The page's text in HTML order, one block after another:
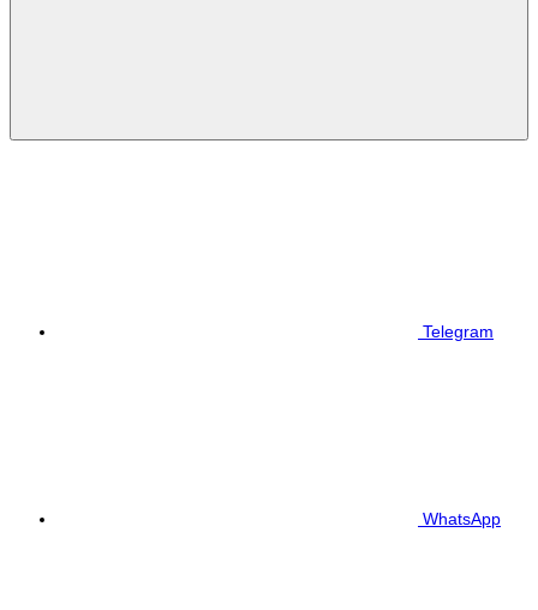
Telegram
WhatsApp